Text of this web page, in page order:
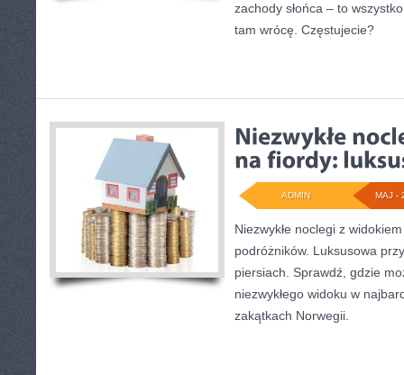
zachody słońca – to
tam wrócę. Częstujecie?
MAJ -
ADMIN
Niezwykłe noclegi z
podróżników. Luksusowa
piersiach. Sprawdź, gdzie
niezwykłego widoku w
zakątkach Norwegii.